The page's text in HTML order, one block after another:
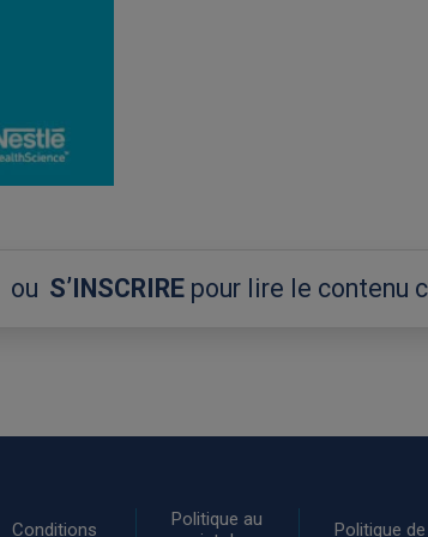
ou S’INSCRIRE pour lire le contenu
Conditions
Politique au
Politique de